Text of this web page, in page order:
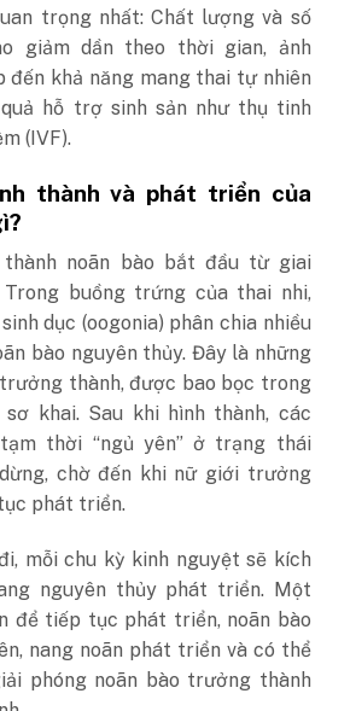
trọng nhất: Chất lượng và số
giảm dần theo thời gian, ảnh
đến khả năng mang thai tự nhiên
hỗ trợ sinh sản như thụ tinh
(IVF).
thành và phát triển của
thành noãn bào bắt đầu từ giai
buồng trứng của thai nhi,
dục (oogonia) phân chia nhiều
bào nguyên thủy. Đây là những
thành, được bao bọc trong
sơ khai. Sau khi hình thành, các
thời “ngủ yên” ở trạng thái
chờ đến khi nữ giới trưởng
phát triển.
mỗi chu kỳ kinh nguyệt sẽ kích
nguyên thủy phát triển. Một
để tiếp tục phát triển, noãn bào
nang noãn phát triển và có thể
phóng noãn bào trưởng thành